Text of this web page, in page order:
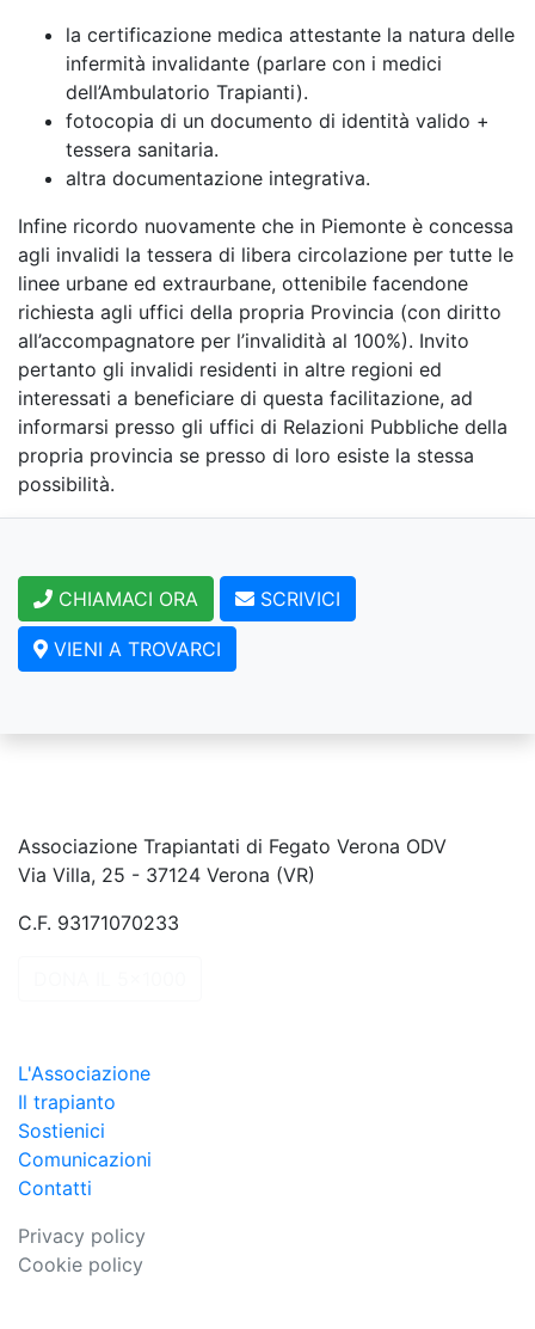
la certificazione medica attestante la natura delle
infermità invalidante (parlare con i medici
dell’Ambulatorio Trapianti).
fotocopia di un documento di identità valido +
tessera sanitaria.
altra documentazione integrativa.
Infine ricordo nuovamente che in Piemonte è concessa
agli invalidi la tessera di libera circolazione per tutte le
linee urbane ed extraurbane, ottenibile facendone
richiesta agli uffici della propria Provincia (con diritto
all’accompagnatore per l’invalidità al 100%). Invito
pertanto gli invalidi residenti in altre regioni ed
interessati a beneficiare di questa facilitazione, ad
informarsi presso gli uffici di Relazioni Pubbliche della
propria provincia se presso di loro esiste la stessa
possibilità.
CHIAMACI ORA SCRIVICI
VIENI A TROVARCI
Associazione Trapiantati di Fegato Verona ODV
Via Villa, 25 - 37124 Verona (VR)
C.F. 93171070233
L'Associazione
Il trapianto
Sostienici
Comunicazioni
Contatti
Privacy policy
Cookie policy